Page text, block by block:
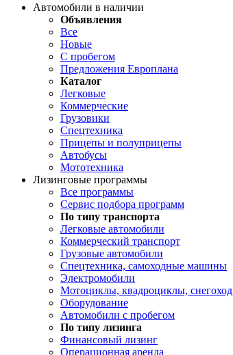
Автомобили в наличии
Объявления
Все
Новые
С пробегом
Предложения Европлана
Каталог
Легковые
Коммерческие
Грузовики
Спецтехника
Прицепы и полуприцепы
Автобусы
Мототехника
Лизинговые программы
Все программы
Сервис подбора программ
По типу транспорта
Легковые автомобили
Коммерческий транспорт
Грузовые автомобили
Спецтехника, самоходные машины
Электромобили
Мотоциклы, квадроциклы,
Оборудование
Автомобили с пробегом
По типу лизинга
Финансовый лизинг
Операционная аренда